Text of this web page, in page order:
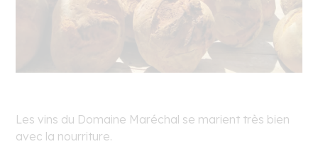
Les vins du Domaine Maréchal se marient très bien
avec la nourriture.